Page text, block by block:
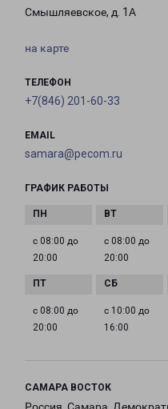
Смышляевское, д. 1А
на карте
ТЕЛЕФОН
+7(846) 201-60-33
EMAIL
samara@pecom.ru
ГРАФИК РАБОТЫ
с 08:00 до
20:00
с 08:00 до
20:00
с 08:00 до
20:00
с 10:00 до
16:00
САМАРА ВОСТОК